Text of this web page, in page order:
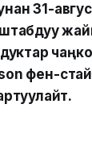
31-
фен-